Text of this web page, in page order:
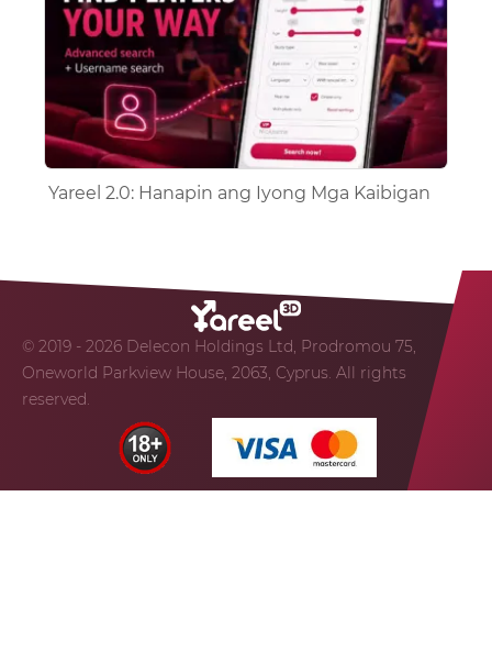
Yareel 2.0: Hanapin ang Iyong Mga Kaibigan
© 2019 - 2026 Delecon Holdings Ltd, Prodromou 75,
Oneworld Parkview House, 2063, Cyprus. All rights
reserved.